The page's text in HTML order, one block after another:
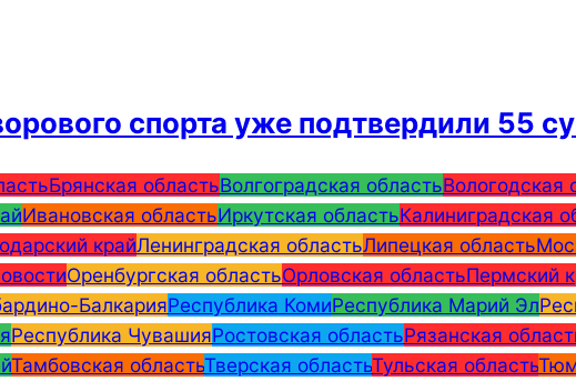
спорта уже подтвердили 55
Брянская областьВолгоградская областьВологодская
Ивановская областьИркутская областьКалиниградская
крайЛенинградская областьЛипецкая область
Оренбургская областьОрловская областьПермский
БалкарияРеспублика КомиРеспублика Марий Эл
Республика ЧувашияРостовская областьРязанская
Тамбовская областьТверская областьТульская область